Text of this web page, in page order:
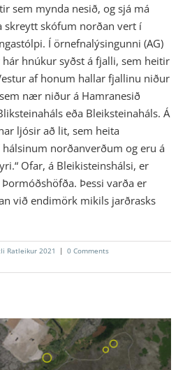
sem mynda nesið, og sjá má
skreytt skófum norðan vert í
Í örnefnalýsingunni (AG)
hár hnúkur syðst á fjalli, sem heitir
af honum hallar fjallinu niður
nær niður á Hamranesið
eða Bleiksteinaháls. Á
ljósir að lit, sem heita
norðanverðum og eru á
Ofar, á Bleikisteinshálsi, er
Þessi varða er
við endimörk mikils jarðrasks
Ratleikur 2021 | 0 Comments